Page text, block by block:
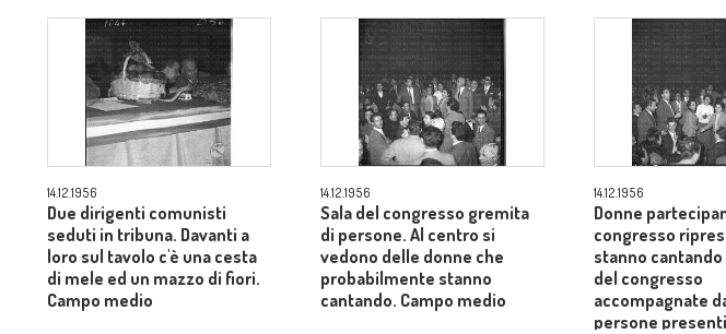
14.12.1956
Due dirigenti comunisti
seduti in tribuna. Davanti a
loro sul tavolo c'è una cesta
di mele ed un mazzo di fiori.
Campo medio
14.12.1956
Sala del congresso gremita
di persone. Al centro si
vedono delle donne che
probabilmente stanno
cantando. Campo medio
14.12.1956
Donne
congresso
stanno cantando
del congresso
accompagnate
persone